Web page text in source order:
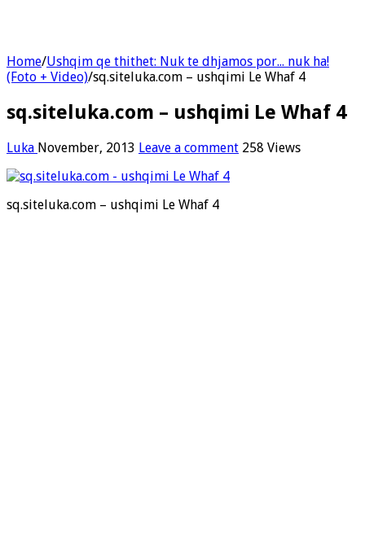
Home/Ushqim qe thithet: Nuk te dhjamos por... nuk ha!
(Foto + Video)/sq.siteluka.com – ushqimi Le Whaf 4
sq.siteluka.com – ushqimi Le Whaf 4
Luka November, 2013 Leave a comment 258 Views
sq.siteluka.com – ushqimi Le Whaf 4